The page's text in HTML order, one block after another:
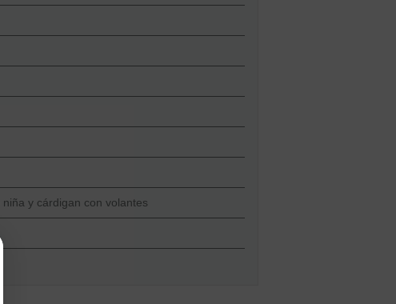
y cárdigan con volantes